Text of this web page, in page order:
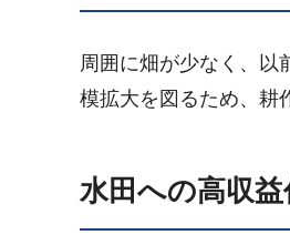
周囲に畑が少なく、以
模拡大を図るため、耕
水田への高収